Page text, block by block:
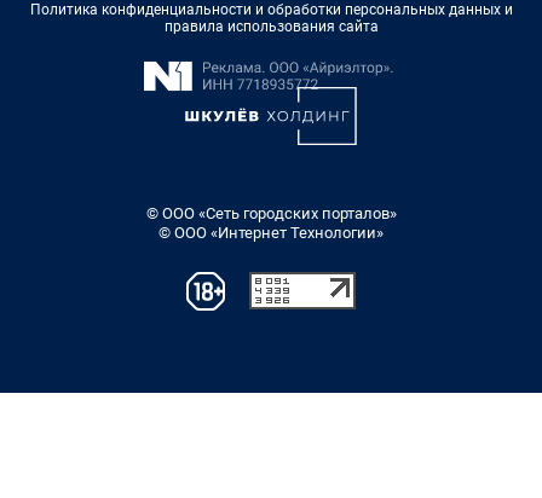
Политика конфиденциальности и обработки персональных данных и
правила использования сайта
© ООО «Сеть городских порталов»
© ООО «Интернет Технологии»